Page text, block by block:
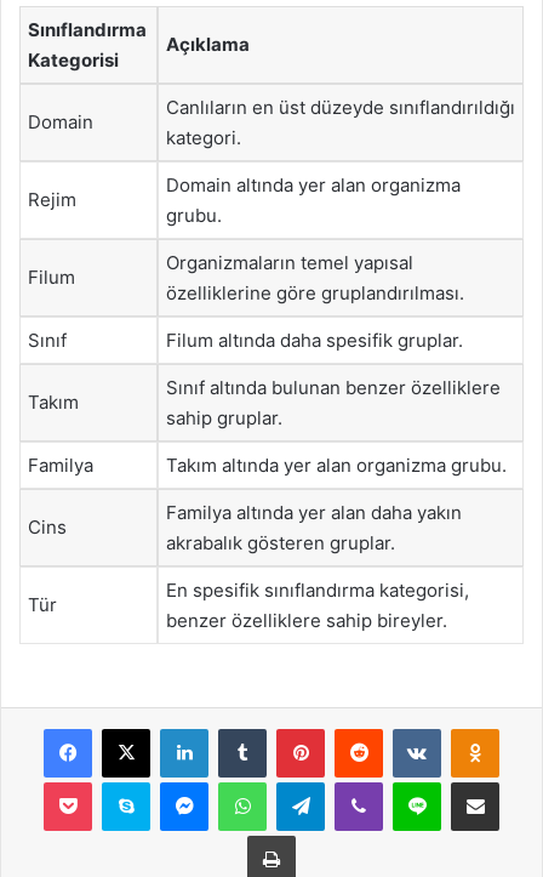
Sınıflandırma
Kategorisi
Açıklama
Domain
Canlıların en üst düzeyde sınıflandırıldığı
kategori.
Rejim
Domain altında yer alan organizma
grubu.
Filum
Organizmaların temel yapısal
özelliklerine göre gruplandırılması.
Sınıf Filum altında daha spesifik gruplar.
Takım
Sınıf altında bulunan benzer özelliklere
sahip gruplar.
Familya Takım altında yer alan organizma grubu.
Cins
Familya altında yer alan daha yakın
akrabalık gösteren gruplar.
Tür
En spesifik sınıflandırma kategorisi,
benzer özelliklere sahip bireyler.
Facebook
X LinkedInTumblr PinterestReddit VKontakte
Pocket Skype MessengerWhatsAppTelegramViber Line E-Posta ile
Yazdır